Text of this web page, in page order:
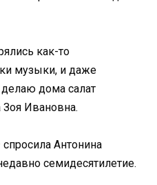
как-то
музыки, и даже
дома салат
Зоя Ивановна.
Антонина
семидесятилетие.